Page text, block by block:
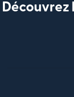
Découvrez